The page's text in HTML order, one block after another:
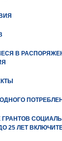
В
ГРАНТОВ
25 ЛЕТ